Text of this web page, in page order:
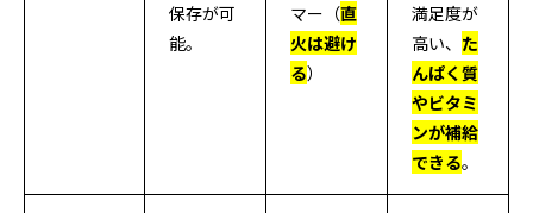
保存が可
能。
マー（直
火は避け
る）
満足度が
高い、 た
んぱく質
やビタミ
ンが補給
できる。